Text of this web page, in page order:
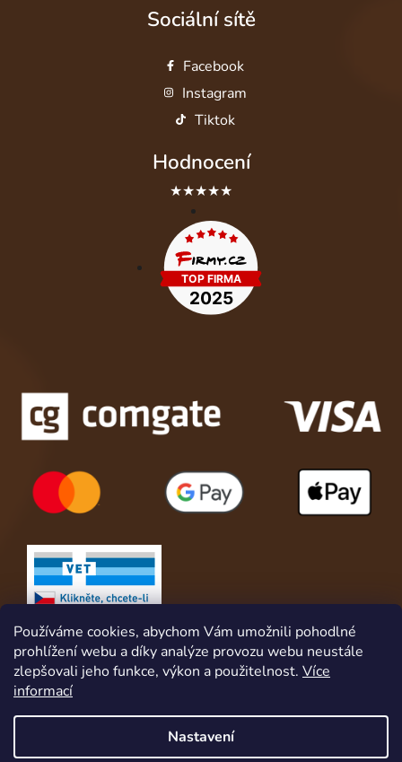
Používáme cookies, abychom Vám umožnili pohodlné
prohlížení webu a díky analýze provozu webu neustále
zlepšovali jeho funkce, výkon a použitelnost. Více
informací
Nastavení
Sociální sítě
Facebook
Instagram
Tiktok
Hodnocení
★★★★★